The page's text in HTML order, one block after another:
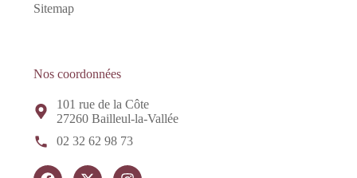
Sitemap
Nos coordonnées
101 rue de la Côte
27260 Bailleul-la-Vallée
02 32 62 98 73